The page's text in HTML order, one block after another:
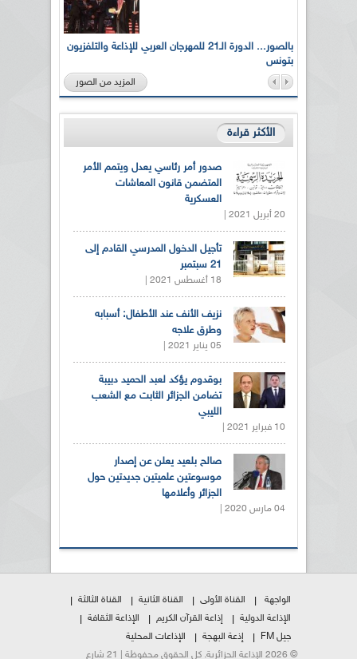
بالصور... الدورة الـ21 للمهرجان العربي للإذاعة والتلفزيون
بتونس
المزيد من الصور
الأكثر قراءة
صدور أمر رئاسي يعدل ويتمم الأمر
المتضمن قانون المعاشات
العسكرية
20 أبريل 2021 |
تأجيل الدخول المدرسي القادم إلى
21 سبتمبر
18 أغسطس 2021 |
نزيف الأنف عند الأطفال: أسبابه
وطرق علاجه
05 يناير 2021 |
بوقدوم يؤكد لعبد الحميد دبيبة
تضامن الجزائر الثابت مع الشعب
الليبي
10 فبراير 2021 |
صالح بلعيد يعلن عن إصدار
موسوعتين علميتين جديدتين حول
الجزائر وأعلامها
04 مارس 2020 |
الواجهة القناة الأولى القناة الثانية
القناة الثالثة
الإذاعة الدولية
إذاعة القرآن الكريم
الإذاعة الثقافة
جيل FM
إذعة البهجة
الإذاعات المحلية
© 2026 الإذاعة الجزائرية. كل الحقوق محفوظة | 21 شارع